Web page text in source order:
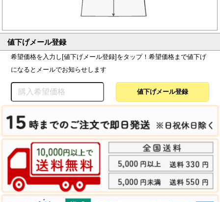
値下げメール登録
希望価格を入力し[値下げメール登録]をタップ！希望価格まで値下げ
になるとメールでお知らせします